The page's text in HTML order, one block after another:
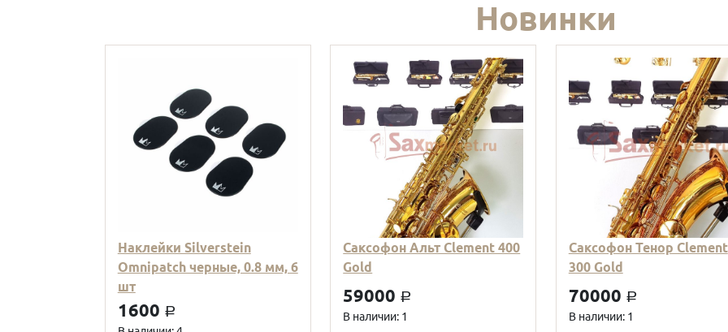
Новинки
Наклейки Silverstein
Omnipatch черные, 0.8 мм, 6
шт
1600 a
Саксофон Альт Clement 400
Gold
59000 a
В наличии: 1
Саксофон Тенор Clement
300 Gold
70000 a
В наличии: 1